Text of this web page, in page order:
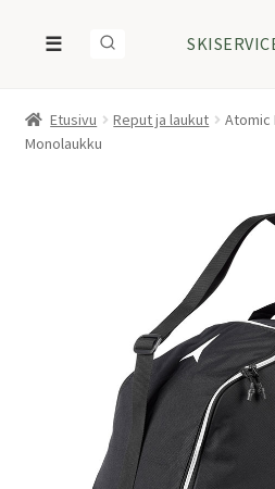
☰
Etusivu Reput ja laukut
Atomic
Monolaukku